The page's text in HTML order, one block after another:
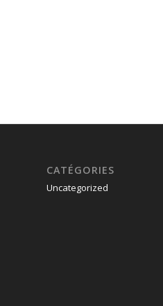
CATÉGORIES
Uncategorized